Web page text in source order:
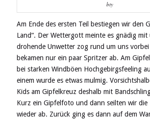
bty
Am Ende des ersten Teil bestiegen wir den
Land“. Der Wettergott meinte es gnädig mit
drohende Unwetter zog rund um uns
bekamen nur ein paar Spritzer ab. Am
bei starken Windböen Hochgebirgsfeeling
einem wurde es etwas mulmig.
Kids am Gipfelkreuz deshalb mit
Kurz ein Gipfelfoto und dann seilten wir die
wieder ab. Zurück ging es dann auf dem